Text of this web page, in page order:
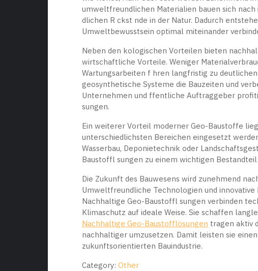
umweltfreundlichen Materialien bauen sich
dlichen R ckst nde in der Natur. Dadurch
Umweltbewusstsein optimal miteinander
Neben den kologischen Vorteilen bieten
wirtschaftliche Vorteile. Weniger
Wartungsarbeiten f hren langfristig zu
geosynthetische Systeme die Bauzeiten und
Unternehmen und ffentliche Auftraggeber
sungen.
Ein weiterer Vorteil moderner Geo-Baustoffe
unterschiedlichsten Bereichen eingesetzt
Wasserbau, Deponietechnik oder
Baustoffl sungen zu einem wichtigen
Die Zukunft des Bauwesens wird zunehmend
Umweltfreundliche Technologien und
Nachhaltige Geo-Baustoffl sungen verbinden
Klimaschutz auf ideale Weise. Sie schaffen
Nachhaltige Geo-Baustofflösungen tragen aktiv
nachhaltiger umzusetzen. Damit leisten sie
zukunftsorientierten Bauindustrie.
Category:Other